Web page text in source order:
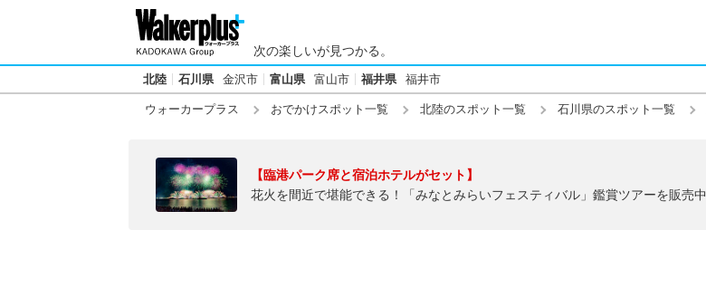
次の楽しいが見つかる。
北陸 石川県 金沢市 富山県 富山市 福井県 福井市
ウォーカープラス おでかけスポット一覧 北陸のスポット一覧 石川県のスポット一覧
【臨港パーク席と宿泊ホテルがセット】
花火を間近で堪能できる！「みなとみらいフェスティバル」鑑賞ツアーを販売中